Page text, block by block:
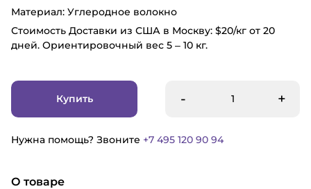
Материал: Углеродное волокно
Стоимость Доставки из США в Москву: $20/кг от 20
дней. Ориентировочный вес 5 – 10 кг.
Купить - +
Нужна помощь? Звоните +7 495 120 90 94
О товаре